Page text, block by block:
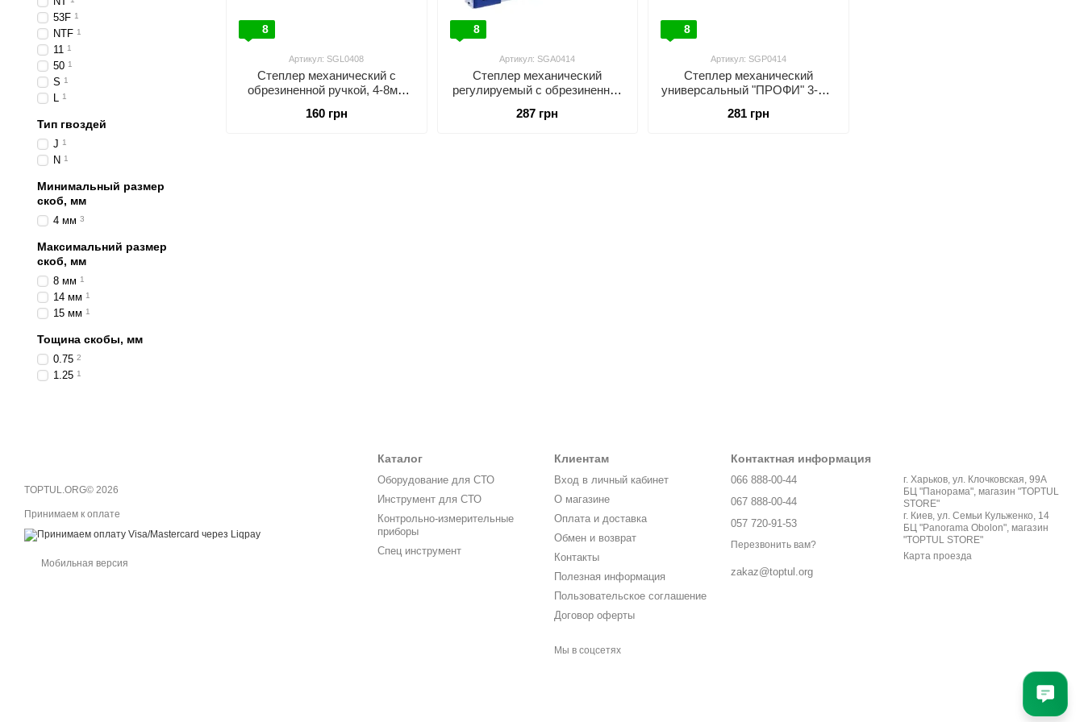
8
Артикул: SGL0408
Степлер механический с
обрезиненной ручкой, 4-8мм
SGL0408
160 грн
8
Артикул: SGA0414
Степлер механический
регулируемый с обрезиненной
0,7мм) СТАНДАРТ SGA0414
287 грн
8
Артикул: SGP0414
Степлер механический
универсальный "ПРОФИ" 3-в-1
1,2мм) СТАНДАРТ SGP0414
281 грн
53F 1
NTF 1
11 1
50 1
S 1
L 1
Тип гвоздей
J 1
N 1
Минимальный размер
скоб, мм
4 мм 3
Максимальний размер
скоб, мм
8 мм 1
14 мм 1
15 мм 1
Тощина скобы, мм
0.75 2
1.25 1
TOPTUL.ORG© 2026
Принимаем к оплате
Мобильная версия
Каталог
Оборудование для СТО
Инструмент для СТО
Контрольно-измерительные
приборы
Спец инструмент
Клиентам
Вход в личный кабинет
О магазине
Оплата и доставка
Обмен и возврат
Контакты
Полезная информация
Пользовательское соглашение
Договор оферты
Мы в соцсетях
Контактная информация
066 888-00-44
067 888-00-44
057 720-91-53
Перезвонить вам?
zakaz@toptul.org
г. Харьков, ул. Клочковская, 99А
БЦ "Панорама", магазин "TOPTUL
STORE"
г. Киев, ул. Семьи Кульженко, 14
БЦ "Panorama Obolon", магазин
"TOPTUL STORE"
Карта проезда